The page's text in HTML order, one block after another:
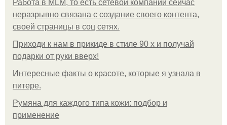
Работа в MLM, то есть сетевой компании сейчас
неразрывно связана с создание своего контента,
своей страницы в соц сетях.
Приходи к нам в прикиде в стиле 90 х и получай
подарки от руки вверх!
Интересные факты о красоте, которые я узнала в
питере.
Румяна для каждого типа кожи: подбор и
применение